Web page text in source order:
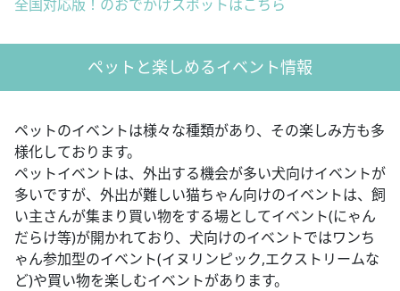
全国対応版！のおでかけスポットはこちら
ペットと楽しめるイベント情報
ペットのイベントは様々な種類があり、その楽しみ方も多
様化しております。
ペットイベントは、外出する機会が多い犬向けイベントが
多いですが、外出が難しい猫ちゃん向けのイベントは、飼
い主さんが集まり買い物をする場としてイベント(にゃん
だらけ等)が開かれており、犬向けのイベントではワンち
ゃん参加型のイベント(イヌリンピック,エクストリームな
ど)や買い物を楽しむイベントがあります。